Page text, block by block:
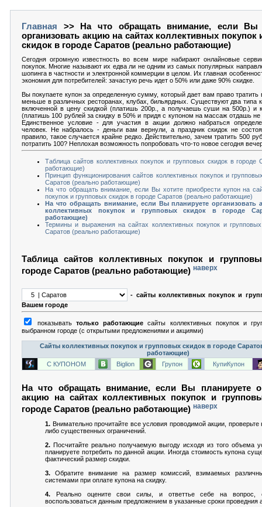
Главная >> На что обращать внимание, если Вы
организовать акцию на сайтах коллективных покупок
скидок в городе Саратов (реально работающие)
Сегодня огромную известность во всем мире набирают онлайновые
покупок. Многие называют их едва ли не одним из самых популярных
шопинга в частности и электронной коммерции в целом. Их главная
экономия для потребителей: зачастую речь идет о 50% или даже 90% скидке.
Вы покупаете купон за определенную сумму, который дает вам право тратить
меньше в различных ресторанах, клубах, бильярдных. Существуют два типа
включенной в цену скидкой (платишь 200р., а получаешь суши на 500р.) и
(платишь 100 рублей за скидку в 50% и придя с купоном на массаж отдашь не
Единственное условие - для участия в акции должно набраться
человек. Не набралось - деньги вам вернули, а праздник скидок не
правило, такое случается крайне редко. Действительно, зачем тратить 500
потратить 100? Неплохая возможность попробовать что-то новое сегодня
Таблица сайтов коллективных покупок и групповых скидок в городе
работающие)
Принцип функционирования сайтов коллективных покупок и
Саратов (реально работающие)
На что обращать внимание, если Вы хотите приобрести купон на
покупок и групповых скидок в городе Саратов (реально работающие)
На что обращать внимание, если Вы планируете организовать
коллективных покупок и групповых скидок в городе
работающие)
Термины и выражения на сайтах коллективных покупок и
Саратов (реально работающие)
Таблица сайтов коллективных покупок и
городе Саратов (реально работающие) наверх
- сайты коллективных покупок и
Вашем городе
показыватьтолько работающие сайты коллективных покупок и
выбранном городе (с открытыми предложениями и акциями)
Сайты коллективных покупок и групповых скидок в городе
работающие)
С КУПОНОМ
Biglion Групон КупиКупон
На что обращать внимание, если Вы планируете
акцию на сайтах коллективных покупок и
городе Саратов (реально работающие) наверх
1. Внимательно прочитайте все условия проводимой акции, проверьте
либо существенных ограничений.
2. Посчитайте реально получаемую выгоду исходя из того объема
планируете потребить по данной акции. Иногда стоимость купона
фактический размер скидки.
3. Обратите внимание на размер комиссий, взимаемых
системами при оплате купона на скидку.
4. Реально оцените свои силы, и ответтье себе на
воспользоваться данным предложением в указанные сроки проведния